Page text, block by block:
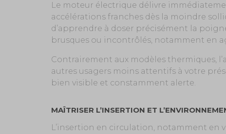
Le moteur électrique délivre
accélérations franches dès la moindre
d’apprendre à doser précisément la
brusques ou incontrôlés, notamment en
Contrairement aux modèles thermiques,
autres usagers moins attentifs à votre
bien visible et constamment alerte.
MAÎTRISER L’INSERTION ET
L’insertion en circulation, notamment